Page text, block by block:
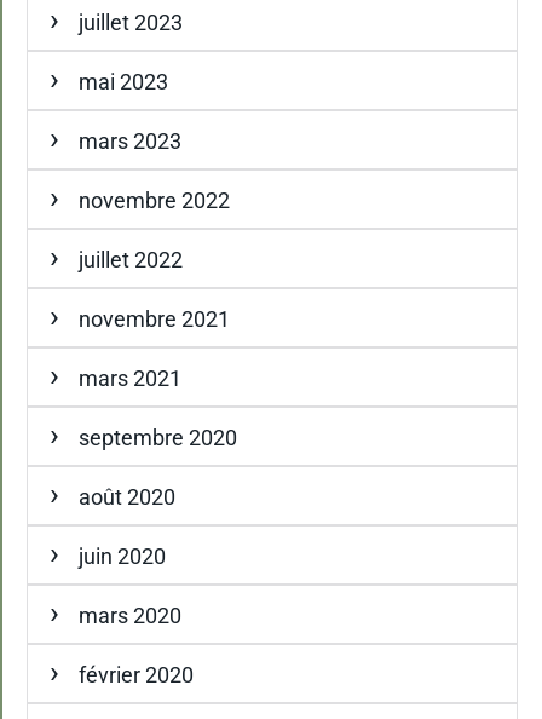
juillet 2023
mai 2023
mars 2023
novembre 2022
juillet 2022
novembre 2021
mars 2021
septembre 2020
août 2020
juin 2020
mars 2020
février 2020